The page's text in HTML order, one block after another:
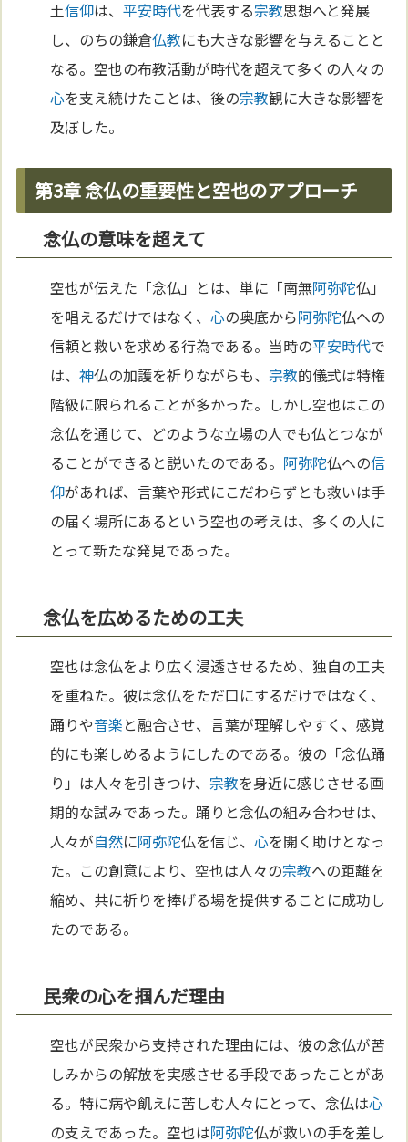
土信仰は、平安時代を代表する宗教思想へと発展
し、のちの鎌倉仏教にも大きな影響を与えることと
なる。空也の布教活動が時代を超えて多くの人々の
心を支え続けたことは、後の宗教観に大きな影響を
及ぼした。
第3章 念仏の重要性と空也のアプローチ
念仏の意味を超えて
空也が伝えた「念仏」とは、単に「南無阿弥陀仏」
を唱えるだけではなく、心の奥底から阿弥陀仏への
信頼と救いを求める行為である。当時の平安時代で
は、神仏の加護を祈りながらも、 宗教的儀式は特権
階級に限られることが多かった。しかし空也はこの
念仏を通じて、どのような立場の人でも仏とつなが
ることができると説いたのである。 阿弥陀仏への信
仰があれば、言葉や形式にこだわらずとも救いは手
の届く場所にあるという空也の考えは、多くの人に
とって新たな発見であった。
念仏を広めるための工夫
空也は念仏をより広く浸透させるため、独自の工夫
を重ねた。彼は念仏をただ口にするだけではなく、
踊りや音楽と融合させ、言葉が理解しやすく、感覚
的にも楽しめるようにしたのである。彼の「念仏踊
り」は人々を引きつけ、 宗教を身近に感じさせる画
期的な試みであった。踊りと念仏の組み合わせは、
人々が自然に阿弥陀仏を信じ、心を開く助けとなっ
た。この創意により、空也は人々の宗教への距離を
縮め、共に祈りを捧げる場を提供することに成功し
たのである。
民衆の心を掴んだ理由
空也が民衆から支持された理由には、彼の念仏が苦
しみからの解放を実感させる手段であったことがあ
る。特に病や飢えに苦しむ人々にとって、念仏は心
の支えであった。空也は阿弥陀仏が救いの手を差し